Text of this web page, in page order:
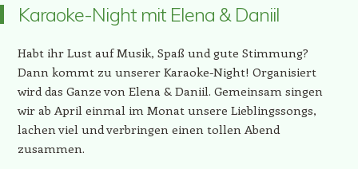
Karaoke-Night mit Elena & Daniil
Habt ihr Lust auf Musik, Spaß und gute Stimmung?
Dann kommt zu unserer Karaoke-Night! Organisiert
wird das Ganze von Elena & Daniil. Gemeinsam singen
wir ab April einmal im Monat unsere Lieblingssongs,
lachen viel und verbringen einen tollen Abend
zusammen.